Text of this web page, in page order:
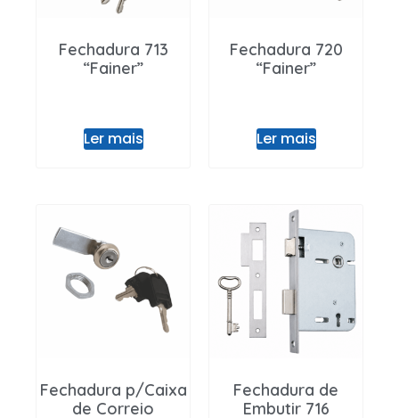
Fechadura 713
“Fainer”
Ler mais
Fechadura 720
“Fainer”
Ler mais
Fechadura p/Caixa
de Correio
Fechadura de
Embutir 716